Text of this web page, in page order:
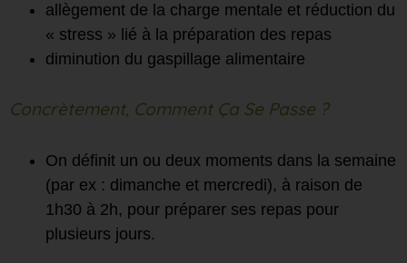
allègement de la charge mentale et réduction du
« stress » lié à la préparation des repas
diminution du gaspillage alimentaire
Concrètement, Comment Ça Se Passe ?
On définit un ou deux moments dans la semaine
(par ex : dimanche et mercredi), à raison de
1h30 à 2h, pour préparer ses repas pour
plusieurs jours.